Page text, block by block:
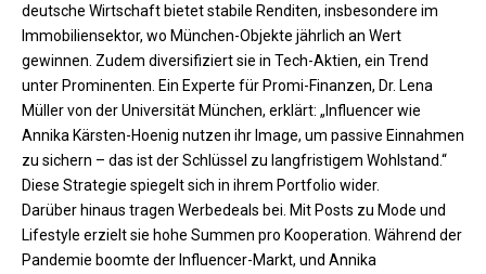
deutsche Wirtschaft bietet stabile Renditen, insbesondere im
Immobiliensektor, wo München-Objekte jährlich an Wert
gewinnen. Zudem diversifiziert sie in Tech-Aktien, ein Trend
unter Prominenten. Ein Experte für Promi-Finanzen, Dr. Lena
Müller von der Universität München, erklärt: „Influencer wie
Annika Kärsten-Hoenig nutzen ihr Image, um passive Einnahmen
zu sichern – das ist der Schlüssel zu langfristigem Wohlstand.“
Diese Strategie spiegelt sich in ihrem Portfolio wider.​
Darüber hinaus tragen Werbedeals bei. Mit Posts zu Mode und
Lifestyle erzielt sie hohe Summen pro Kooperation. Während der
Pandemie boomte der Influencer-Markt, und Annika